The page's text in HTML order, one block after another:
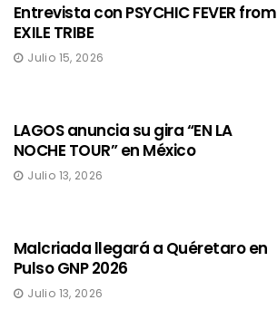
Entrevista con PSYCHIC FEVER from
EXILE TRIBE
Julio 15, 2026
LAGOS anuncia su gira “EN LA
NOCHE TOUR” en México
Julio 13, 2026
Malcriada llegará a Quéretaro en
Pulso GNP 2026
Julio 13, 2026